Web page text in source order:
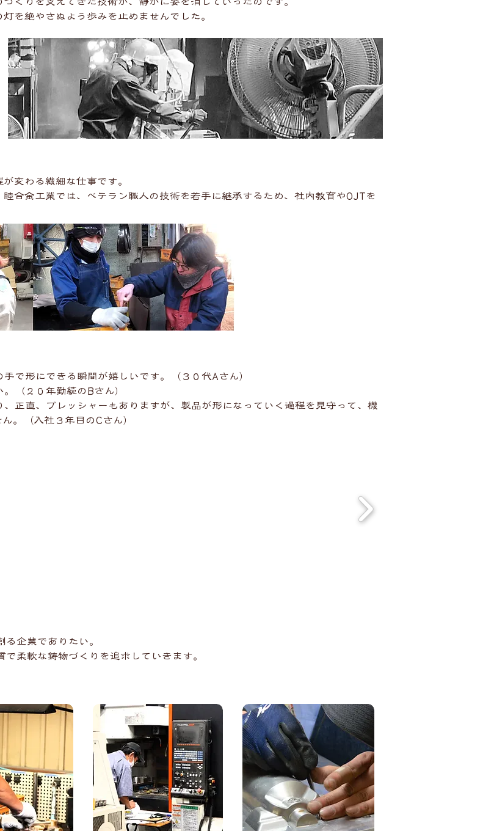
を絶やさぬよう歩みを止めませんでした。
変わる繊細な仕事です。
合金工業では、ベテラン職人の技術を若手に継承するため、社内教育やOJTを
で形にできる瞬間が嬉しいです。（３０代Aさん）
（２０年勤続のBさん）
正直、プレッシャーもありますが、製品が形になっていく過程を見守って、機
。（入社３年目のCさん）
企業でありたい。
柔軟な鋳物づくりを追求していきます。